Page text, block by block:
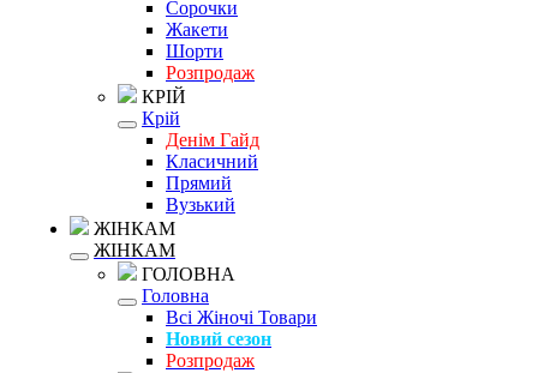
Сорочки
Жакети
Шорти
Розпродаж
КРІЙ
Крій
Денім Гайд
Класичний
Прямий
Вузький
ЖІНКАМ
ЖІНКАМ
ГОЛОВНА
Головна
Всі Жіночі Товари
Новий сезон
Розпродаж